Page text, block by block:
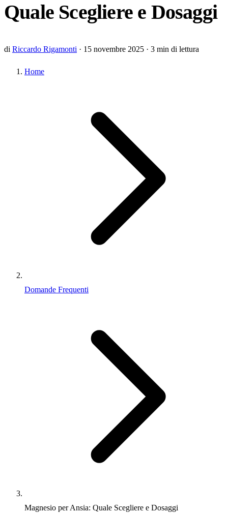
Quale Scegliere e Dosaggi
di Riccardo Rigamonti · 15 novembre 2025 · 3 min di lettura
Home
Domande Frequenti
Magnesio per Ansia: Quale Scegliere e Dosaggi